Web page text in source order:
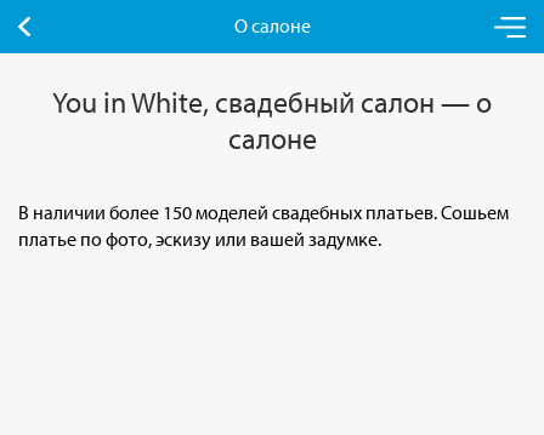
О салоне
You in White, свадебный салон — о
салоне
В наличии более 150 моделей свадебных платьев. Сошьем
платье по фото, эскизу или вашей задумке.